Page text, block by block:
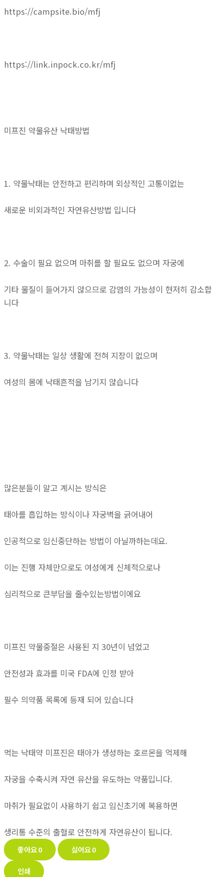
https://campsite.bio/mfj
https://link.inpock.co.kr/mfj
미프진 약물유산 낙태방법
1. 약물낙태는 안전하고 편리하며 외상적인 고통이없는
새로운 비외과적인 자연유산방법 입니다
2. 수술이 필요 없으며 마취를 할 필요도 없으며 자궁에
기타 물질이 들어가지 않으므로 감염의 가능성이 현저히 감소합
니다
3. 약물낙태는 일상 생활에 전혀 지장이 없으며
여성의 몸에 낙태흔적을 남기지 않습니다
많은분들이 알고 계시는 방식은
태아를 흡입하는 방식이나 자궁벽을 긁어내어
인공적으로 임신중단하는 방법이 아닐까하는데요.
이는 진행 자체만으로도 여성에게 신체적으로나
심리적으로 큰부담을 줄수있는방법이에요
미프진 약물중절은 사용된 지 30년이 넘었고
안전성과 효과를 미국 FDA에 인정 받아
필수 의약품 목록에 등재 되어 있습니다
먹는 낙태약 미프진은 태아가 생성하는 호르몬을 억제해
자궁을 수축시켜 자연 유산을 유도하는 약품입니다.
마취가 필요없이 사용하기 쉽고 임신초기에 복용하면
생리통 수준의 출혈로 안전하게 자연유산이 됩니다.
좋아요0 싫어요0
인쇄